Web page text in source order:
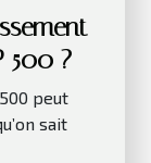
500 ?
peut
sait